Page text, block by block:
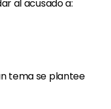
al acusado a:
tema se plantee